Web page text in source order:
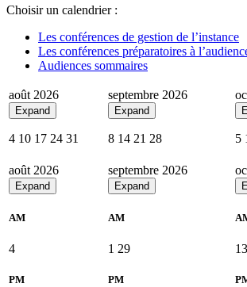
Choisir un calendrier :
Les conférences de gestion de l’instance
Les conférences préparatoires à
Audiences sommaires
août 2026
Expand
4 10 17 24 31
septembre 2026
Expand
8 14 21 28 5
août 2026
Expand
AM
4
PM
septembre 2026
Expand
AM
1 29
PM
13